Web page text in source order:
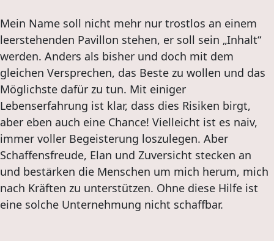
Mein Name soll nicht mehr nur trostlos an einem
leerstehenden Pavillon stehen, er soll sein „Inhalt“
werden. Anders als bisher und doch mit dem
gleichen Versprechen, das Beste zu wollen und das
Möglichste dafür zu tun. Mit einiger
Lebenserfahrung ist klar, dass dies Risiken birgt,
aber eben auch eine Chance! Vielleicht ist es naiv,
immer voller Begeisterung loszulegen. Aber
Schaffensfreude, Elan und Zuversicht stecken an
und bestärken die Menschen um mich herum, mich
nach Kräften zu unterstützen. Ohne diese Hilfe ist
eine solche Unternehmung nicht schaffbar.